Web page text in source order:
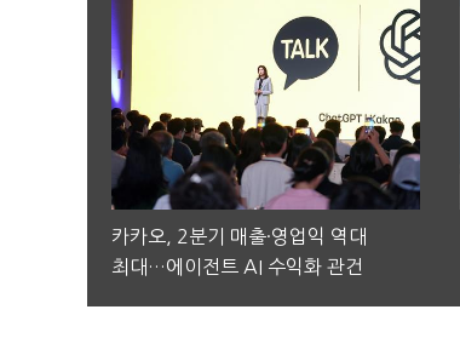
카카오, 2분기 매출·영업익 역대
최대…에이전트 AI 수익화 관건